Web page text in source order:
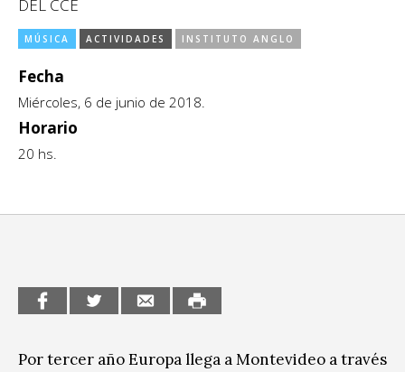
CCE en el interior/libros
Exposiciones
Formación
Género y Diversidad
Infantil y Juvenil
Medio Ambiente
Sin categoría
DEL CCE
MÚSICA ACTIVIDADES INSTITUTO ANGLO
Fecha
Miércoles, 6 de junio de 2018.
Horario
20 hs.
Por tercer año Europa llega a Montevideo a través